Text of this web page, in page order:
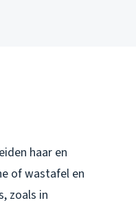
haar en
of wastafel en
zoals in